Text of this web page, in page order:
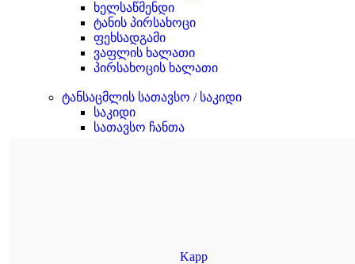
ხელსაწმენდი
ტანის პირსახოცი
ფეხსადგამი
ვაფლის ხალათი
პირსახოცის ხალათი
ტანსაცმლის სათავსო / საკიდი
საკიდი
სათავსო ჩანთა
Kapp